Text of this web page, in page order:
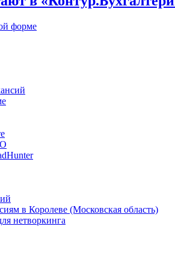
форме
в Королеве (Московская область)
нетворкинга